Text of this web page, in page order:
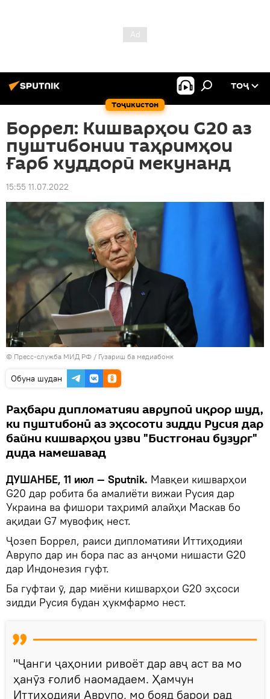
Тоҷикистон
ТОҶ
Боррел: Кишварҳои G20 аз
пуштибонии таҳримҳои
Ғарб худдорӣ мекунанд
15:55 11.07.2022
© Пресс-служба МИД РФ / Гузариш ба медиабонк
Обуна шудан
Раҳбари дипломатияи аврупоӣ иқрор шуд,
ки пуштибонӣ аз эҳсосоти зидди Русия дар
байни кишварҳои узви "Бистгонаи бузург"
дида намешавад
ДУШАНБЕ, 11 июл — Sputnik. Мавқеи кишварҳои
G20 дар робита ба амалиёти вижаи Русия дар
Украина ва фишори таҳримӣ алайҳи Маскав бо
ақидаи G7 мувофиқ нест.
Ҷозеп Боррел, раиси дипломатияи Иттиҳодияи
Аврупо дар ин бора пас аз анҷоми нишасти G20
дар Индонезия гуфт.
Ба гуфтаи ӯ, дар миёни кишварҳои G20 эҳсоси
зидди Русия будан ҳукмфармо нест.
"Ҷанги ҷаҳонии ривоёт дар авҷ аст ва мо
ҳанӯз ғолиб наомадаем. Ҳамчун
Иттиҳодияи Аврупо, мо бояд барои рад